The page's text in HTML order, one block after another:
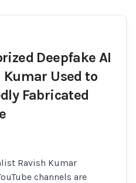
Deepfake AI
Kumar Used to
Fabricated
Ravish Kumar
channels are